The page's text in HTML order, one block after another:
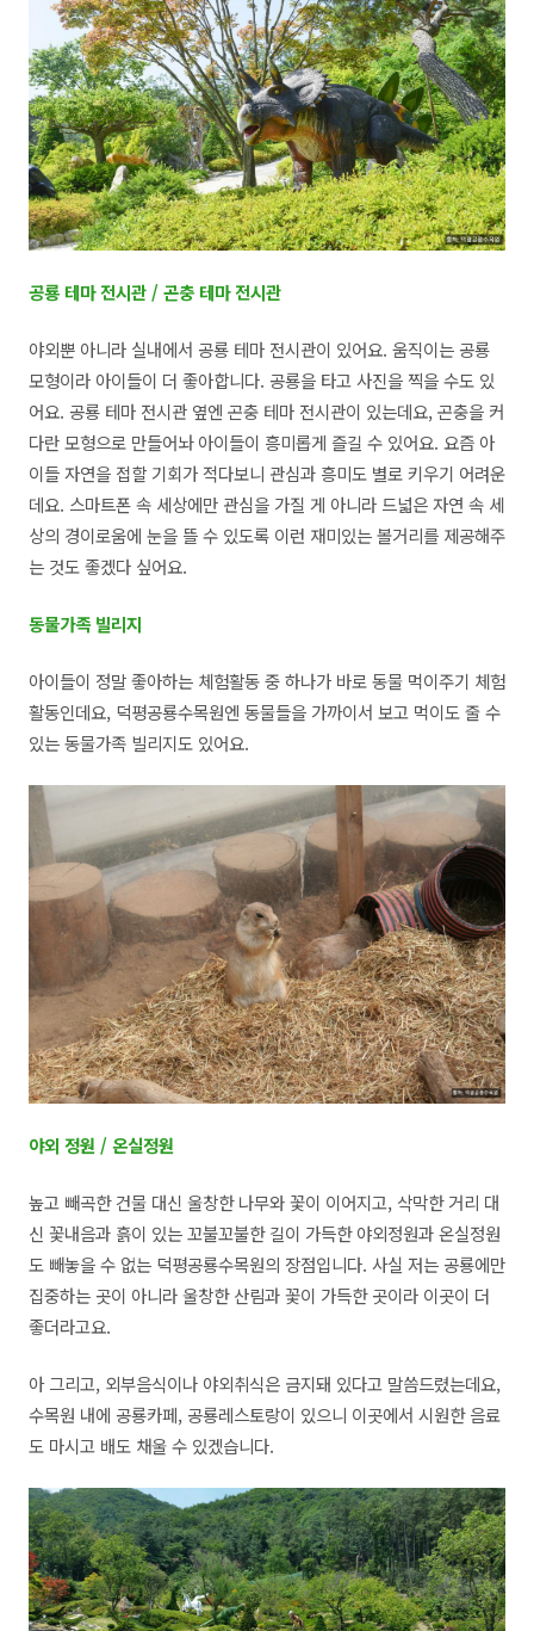
공룡 테마 전시관 / 곤충 테마 전시관
야외뿐 아니라 실내에서 공룡 테마 전시관이 있어요. 움직이는 공룡
모형이라 아이들이 더 좋아합니다. 공룡을 타고 사진을 찍을 수도 있
어요. 공룡 테마 전시관 옆엔 곤충 테마 전시관이 있는데요, 곤충을 커
다란 모형으로 만들어놔 아이들이 흥미롭게 즐길 수 있어요. 요즘 아
이들 자연을 접할 기회가 적다보니 관심과 흥미도 별로 키우기 어려운
데요. 스마트폰 속 세상에만 관심을 가질 게 아니라 드넓은 자연 속 세
상의 경이로움에 눈을 뜰 수 있도록 이런 재미있는 볼거리를 제공해주
는 것도 좋겠다 싶어요.
동물가족 빌리지
아이들이 정말 좋아하는 체험활동 중 하나가 바로 동물 먹이주기 체험
활동인데요, 덕평공룡수목원엔 동물들을 가까이서 보고 먹이도 줄 수
있는 동물가족 빌리지도 있어요.
야외 정원 / 온실정원
높고 빼곡한 건물 대신 울창한 나무와 꽃이 이어지고, 삭막한 거리 대
신 꽃내음과 흙이 있는 꼬불꼬불한 길이 가득한 야외정원과 온실정원
도 빼놓을 수 없는 덕평공룡수목원의 장점입니다. 사실 저는 공룡에만
집중하는 곳이 아니라 울창한 산림과 꽃이 가득한 곳이라 이곳이 더
좋더라고요.
아 그리고, 외부음식이나 야외취식은 금지돼 있다고 말씀드렸는데요,
수목원 내에 공룡카페, 공룡레스토랑이 있으니 이곳에서 시원한 음료
도 마시고 배도 채울 수 있겠습니다.